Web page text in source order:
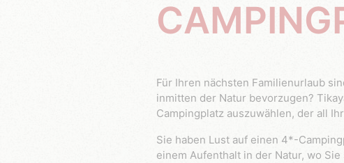
Für Ihren nächsten Familienurlaub sind Sie sich noch nicht sicher, ob Sie einen Campingplatz am Wasser oder eine Anlage
inmitten der Natur bevorzugen?
Campingplatz auszuwählen, der all
Sie haben Lust auf einen 4*-Campingplatz mit Swimmingpool und einer lebhaften Atmosphäre? Oder zieht es Sie eher zu
einem Aufenthalt in der Natur, wo